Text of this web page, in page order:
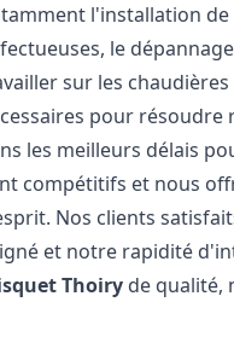
l'installation de
le
sur les
pour résoudre
les meilleurs délais
compétitifs et nous
Nos clients
et notre rapidité
Thoiry de qualité,